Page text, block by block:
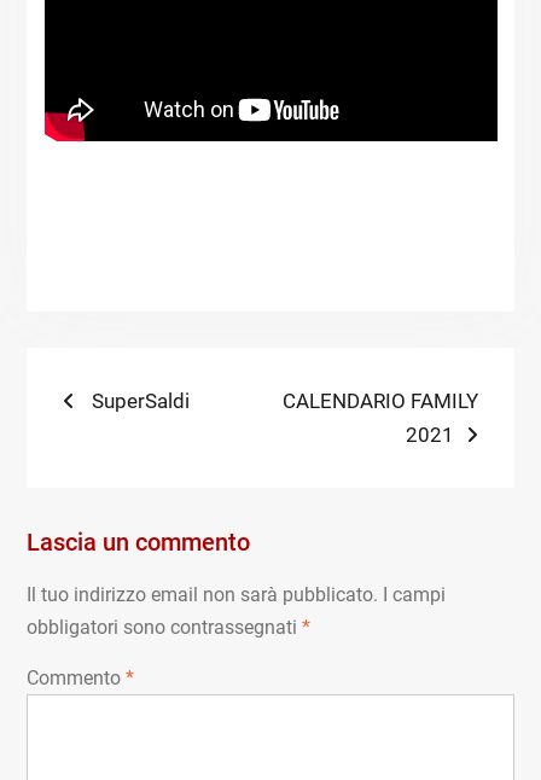
Navigazione
Previous
SuperSaldi
Next
CALENDARIO FAMILY
2021
Lascia un commento
Il tuo indirizzo email non sarà pubblicato. I campi
obbligatori sono contrassegnati *
Commento *